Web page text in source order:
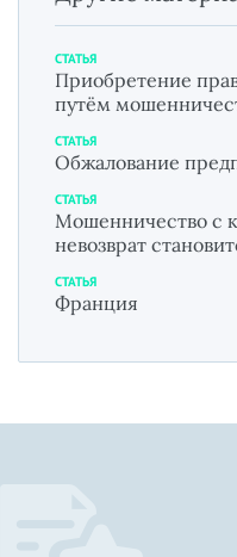
СТАТЬЯ
Приобретение
путём
СТАТЬЯ
Обжалование
СТАТЬЯ
Мошенничество с
невозврат
СТАТЬЯ
Франция